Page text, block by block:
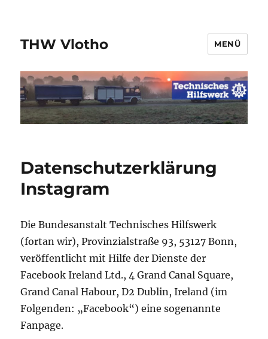
THW Vlotho MENÜ
Datenschutzerklärung
Instagram
Die Bundesanstalt Technisches Hilfswerk
(fortan wir), Provinzialstraße 93, 53127 Bonn,
veröffentlicht mit Hilfe der Dienste der
Facebook Ireland Ltd., 4 Grand Canal Square,
Grand Canal Habour, D2 Dublin, Ireland (im
Folgenden: „Facebook“) eine sogenannte
Fanpage.